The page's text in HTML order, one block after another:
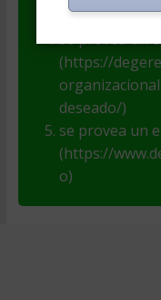
se provea un
(https://
deseado/)
se provea un
(https://
o)